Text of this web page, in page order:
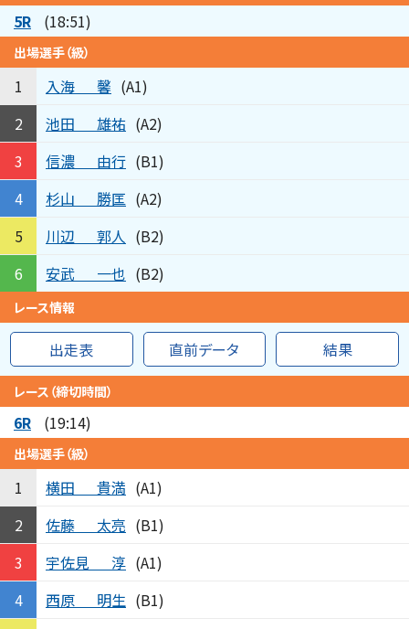
5R (18:51)
出場選手（級）
1 入海 馨 (A1)
2
池田 雄祐 (A2)
3
信濃 由行 (B1)
4
杉山 勝匡 (A2)
5
川辺 郭人 (B2)
6
安武 一也 (B2)
レース情報
出走表 直前データ 結果
レース（締切時間）
6R (19:14)
出場選手（級）
1 横田 貴満 (A1)
2
佐藤 太亮 (B1)
3
宇佐見 淳 (A1)
4
西原 明生 (B1)